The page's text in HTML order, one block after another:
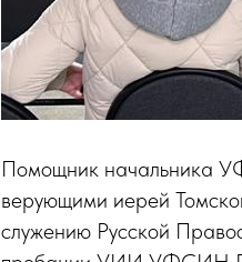
Помощник начальника
верующими иерей
служению Русской